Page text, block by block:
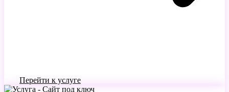
Перейти к услуге